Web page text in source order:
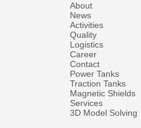
About
News
Activities
Quality
Logistics
Career
Contact
Power Tanks
Traction Tanks
Magnetic Shields
Services
3D Model Solving